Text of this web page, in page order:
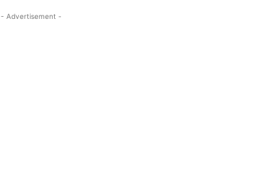
- Advertisement -